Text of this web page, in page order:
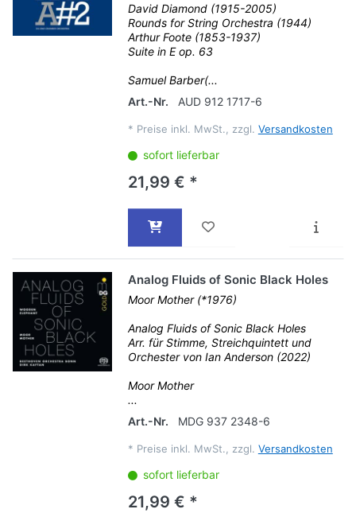
David Diamond (1915-2005)
Rounds for String Orchestra (1944)
Arthur Foote (1853-1937)
Suite in E op. 63
Samuel Barber(...
Art.-Nr.
AUD 912 1717-6
* Preise inkl. MwSt., zzgl. Versandkosten
sofort lieferbar
21,99 € *
Analog Fluids of Sonic Black Holes
Moor Mother (*1976)
Analog Fluids of Sonic Black Holes
Arr. für Stimme, Streichquintett und
Orchester von Ian Anderson (2022)
Moor Mother
...
Art.-Nr.
MDG 937 2348-6
* Preise inkl. MwSt., zzgl. Versandkosten
sofort lieferbar
21,99 € *